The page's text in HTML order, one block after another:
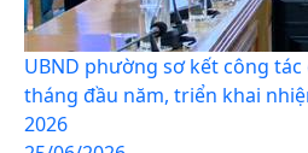
UBND phường sơ kết công
tháng đầu năm, triển khai
2026